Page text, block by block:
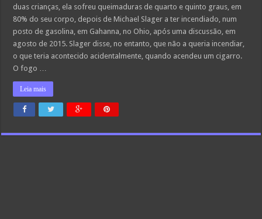
anos
depois
ter
sido
queimada
com
duas crianças, ela sofreu queimaduras de quarto e quinto graus, em
80% do seu corpo, depois de Michael Slager a ter incendiado, num
posto de gasolina, em Gahanna, no Ohio, após uma discussão, em
agosto de 2015. Slager disse, no entanto, que não a queria incendiar,
o que teria acontecido acidentalmente, quando acendeu um cigarro.
O fogo …
Leia mais